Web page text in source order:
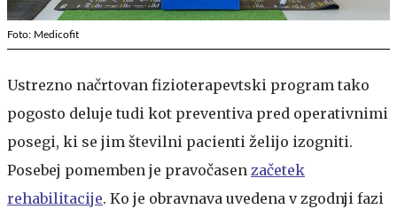
Foto: Medicofit
Ustrezno načrtovan fizioterapevtski program tako
pogosto deluje tudi kot preventiva pred operativnimi
posegi, ki se jim številni pacienti želijo izogniti.
Posebej pomemben je pravočasen začetek
rehabilitacije. Ko je obravnava uvedena v zgodnji fazi